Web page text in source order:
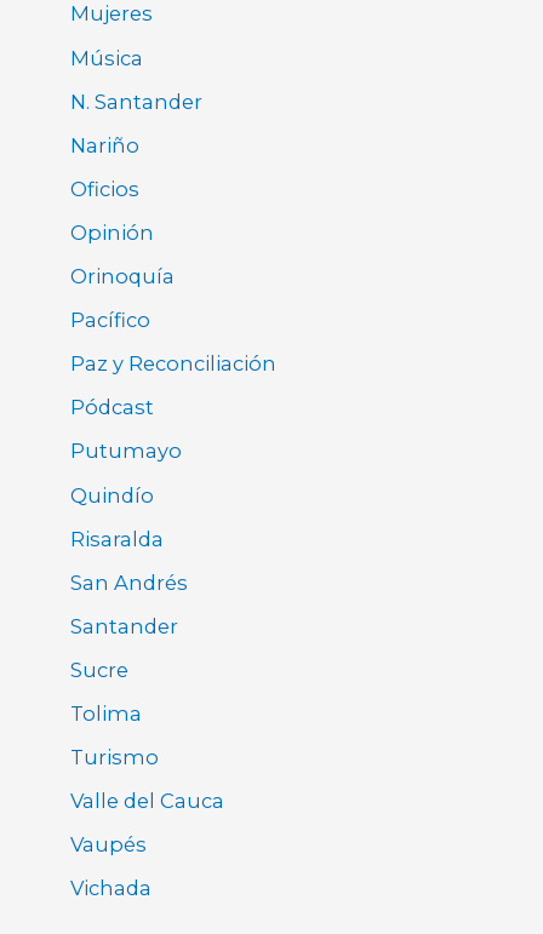
Mujeres
Música
N. Santander
Nariño
Oficios
Opinión
Orinoquía
Pacífico
Paz y Reconciliación
Pódcast
Putumayo
Quindío
Risaralda
San Andrés
Santander
Sucre
Tolima
Turismo
Valle del Cauca
Vaupés
Vichada